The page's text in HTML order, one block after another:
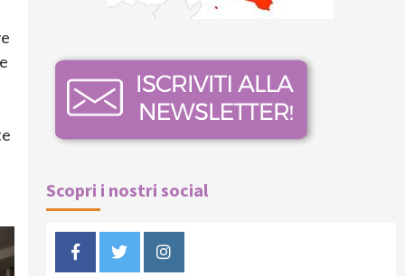
Scopri i nostri social
FacebookTwitterInstagram